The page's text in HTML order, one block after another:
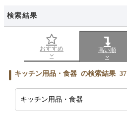
検索結果
おすすめ 高い順
キッチン用品・食器 の検索結果 37